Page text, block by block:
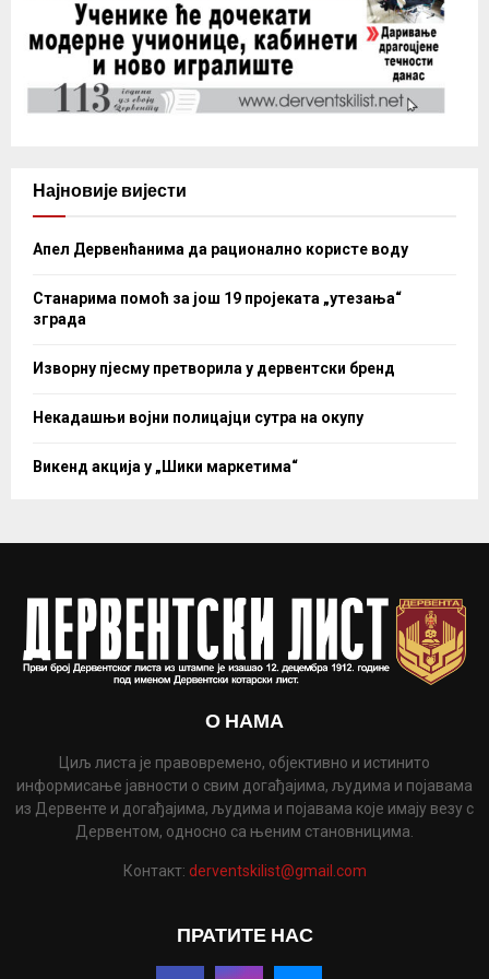
Најновије вијести
Апел Дервенћанима да рационално користе воду
Станарима помоћ за још 19 пројеката „утезања“
зграда
Изворну пјесму претворила у дервентски бренд
Некадашњи војни полицајци сутра на окупу
Викенд акција у „Шики маркетима“
О НАМА
Циљ листа је правовремено, објективно и истинито
информисање јавности о свим догађајима, људима и појавама
из Дервенте и догађајима, људима и појавама које имају везу с
Дервентом, односно са њеним становницима.
Контакт: derventskilist@gmail.com
ПРАТИТЕ НАС